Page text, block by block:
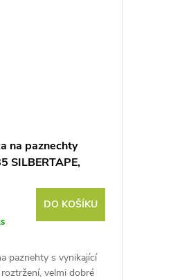
na paznechty
SILBERTAPE,
DO KOŠÍKU
paznehty s vynikající
velmi dobré